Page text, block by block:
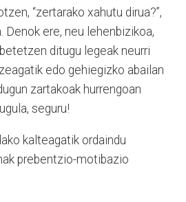
“zertarako xahutu dirua?”,
Denok ere, neu lehenbizikoa,
ditugu legeak neurri
edo gehiegizko abailan
zartakoak hurrengoan
seguru!
kalteagatik ordaindu
prebentzio-motibazio